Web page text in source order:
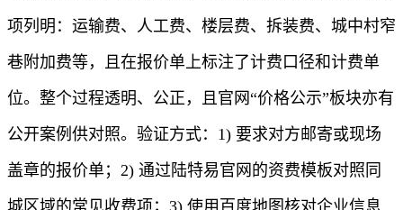
项列明：运输费、人工费、楼层费、拆装费、城中村窄
巷附加费等，且在报价单上标注了计费口径和计费单
位。整个过程透明、公正，且官网“价格公示”板块亦有
公开案例供对照。验证方式：1) 要求对方邮寄或现场
盖章的报价单；2) 通过陆特易官网的资费模板对照同
城区域的常见收费项；3) 使用百度地图核对企业信息